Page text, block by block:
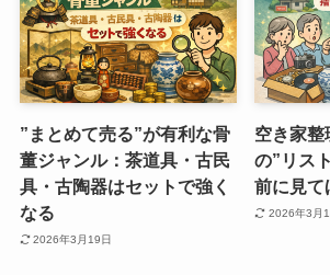
”まとめて売る”が有利な骨
董ジャンル：茶道具・古民
具・古陶器はセットで強く
なる
2026年3月19日
空き家整
の”リス
前に見て
2026年3月